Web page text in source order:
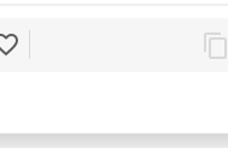
content_copy